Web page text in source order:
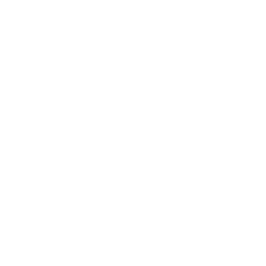
です。
ありません。
です。
ず変更すること